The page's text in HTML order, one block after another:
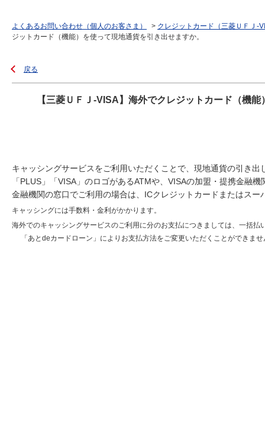
よくあるお問い合わせ（個人のお客さま） > クレジットカード（三菱ＵＦＪ-
ジットカード（機能）を使って現地通貨を引き出せますか。
戻る
【三菱ＵＦＪ-VISA】海外でクレジットカード（機
キャッシングサービスをご利用いただくことで、現地通貨の引き出
「PLUS」「VISA」のロゴがあるATMや、VISAの加盟・提携金融
金融機関の窓口でご利用の場合は、ICクレジットカードまたはス
キャッシングには手数料・金利がかかります。
海外でのキャッシングサービスのご利用に分のお支払につきましては、一括払
「あとdeカードローン」によりお支払方法をご変更いただくことができま